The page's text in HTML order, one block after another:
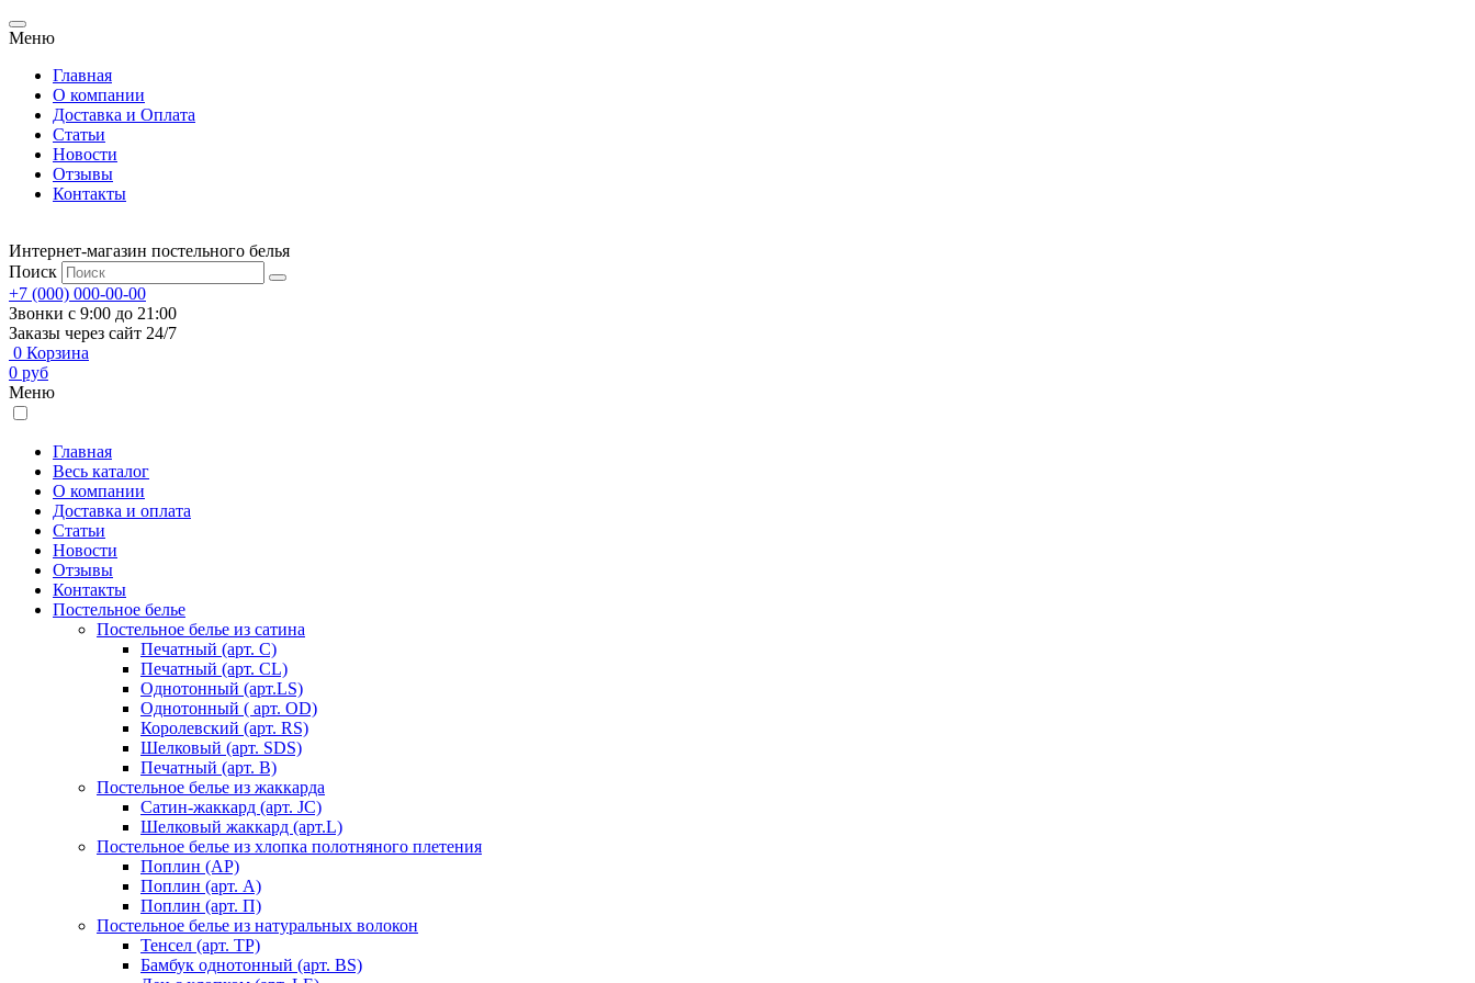
Меню
Главная
О компании
Доставка и Оплата
Статьи
Новости
Отзывы
Контакты
Интернет-магазин постельного белья
Поиск
+7 (000) 000-00-00
Звонки с 9:00 до 21:00
Заказы через сайт 24/7
0 Корзина
0 руб
Меню
Главная
Весь каталог
О компании
Доставка и оплата
Статьи
Новости
Отзывы
Контакты
Постельное белье
Постельное белье из сатина
Печатный (арт. С)
Печатный (арт. СL)
Однотонный (арт.LS)
Однотонный ( арт. OD)
Королевский (арт. RS)
Шелковый (арт. SDS)
Печатный (арт. В)
Постельное белье из жаккарда
Сатин-жаккард (арт. JC)
Шелковый жаккард (арт.L)
Постельное белье из хлопка полотняного плетения
Поплин (AP)
Поплин (арт. А)
Поплин (арт. П)
Постельное белье из натуральных волокон
Тенсел (арт. ТР)
Бамбук однотонный (арт. BS)